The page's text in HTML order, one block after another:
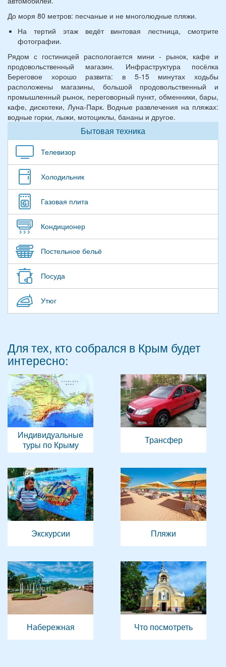
До моря 80 метров: песчаные и не многолюдные пляжи.
На тертий этаж ведёт винтовая лестница, смотрите
фотографии.
Рядом с гостиницей распологается мини - рынок, кафе и
продовольственный магазин. Инфраструктура посёлка
Береговое хорошо развита: в 5-15 минутах ходьбы
расположены магазины, большой продовольственный и
промышленный рынок, переговорный пункт, обменники, бары,
кафе, дискотеки, Луна-Парк. Водные развлечения на пляжах:
водные горки, лыжи, мотоциклы, бананы и другое.
Бытовая техника
Телевизор
Холодильник
Газовая плита
Кондиционер
Постельное бельё
Посуда
Утюг
Для тех, кто собрался в Крым будет
интересно:
Индивидуальные
туры по Крыму
Трансфер
Экскурсии Пляжи
Набережная Что посмотреть